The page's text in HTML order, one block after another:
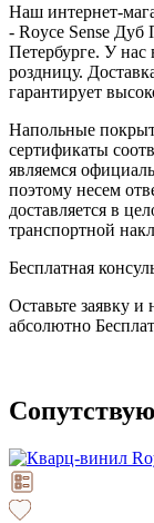
Наш интернет-
- Royce Sense Дуб
Петербурге. У нас
роздницу.
гарантирует
Напольные
сертификаты
являемся
поэтому несем
доставляется в
транспортной
Бесплатная
Оставьте заявку
абсолютно